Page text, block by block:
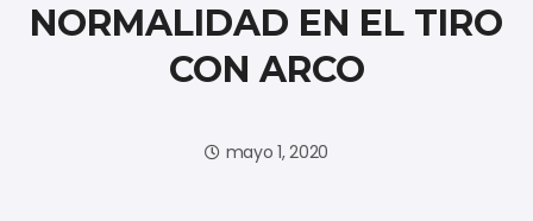
NORMALIDAD EN EL TIRO
CON ARCO
mayo 1, 2020